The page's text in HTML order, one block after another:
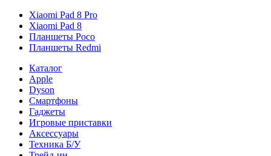
Xiaomi Pad 8 Pro
Xiaomi Pad 8
Планшеты Poco
Планшеты Redmi
Каталог
Apple
Dyson
Смартфоны
Гаджеты
Игровые приставки
Аксессуары
Техника Б/У